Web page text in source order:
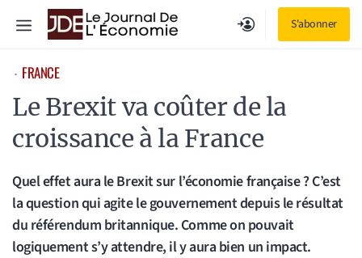
S'abonner
Menu
⋅ FRANCE
Le Brexit va coûter de la
croissance à la France
Quel effet aura le Brexit sur l’économie française ? C’est
la question qui agite le gouvernement depuis le résultat
du référendum britannique. Comme on pouvait
logiquement s’y attendre, il y aura bien un impact.